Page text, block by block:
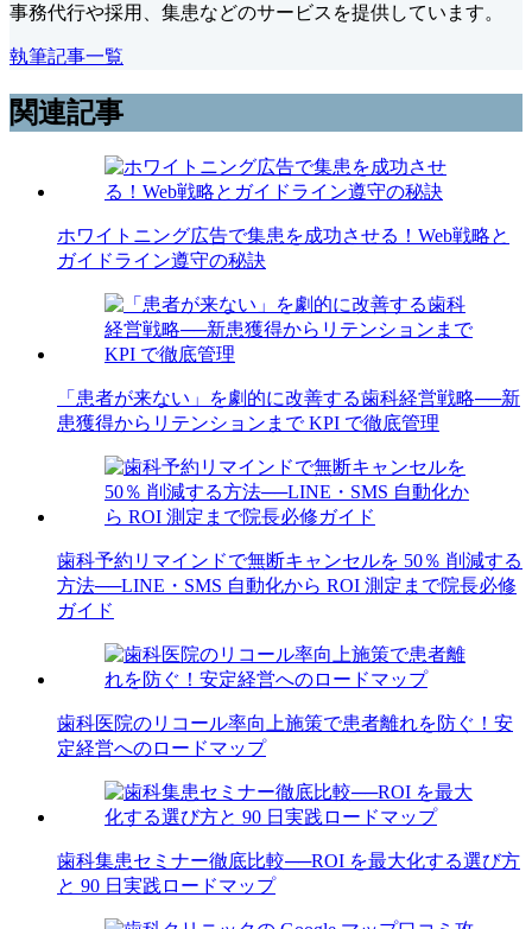
事務代行や採用、集患などのサービスを提供しています。
執筆記事一覧
関連記事
ホワイトニング広告で集患を成功させる！Web戦略と
ガイドライン遵守の秘訣
「患者が来ない」を劇的に改善する歯科経営戦略──新
患獲得からリテンションまで KPI で徹底管理
歯科予約リマインドで無断キャンセルを 50％ 削減する
方法──LINE・SMS 自動化から ROI 測定まで院長必修
ガイド
歯科医院のリコール率向上施策で患者離れを防ぐ！安
定経営へのロードマップ
歯科集患セミナー徹底比較──ROI を最大化する選び方
と 90 日実践ロードマップ